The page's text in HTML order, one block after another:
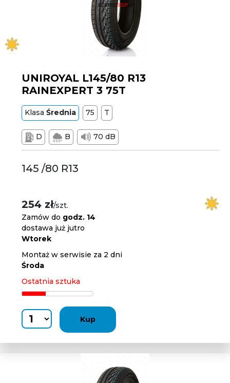
UNIROYAL L145/80 R13
RAINEXPERT 3 75T
KlasaŚrednia 75 T
D B 70 dB
145 /80 R13
254 zł/szt.
Zamów do godz. 14
dostawa już jutro
Wtorek
Montaż w serwisie za 2 dni
Środa
Ostatnia sztuka
Kup